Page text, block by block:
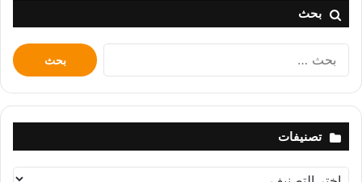
بحث
البحث
عن:
تصنيفات
تصنيفات